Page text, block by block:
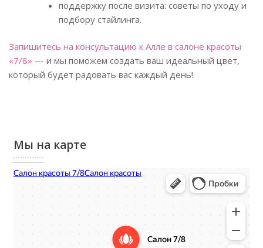
поддержку после визита: советы по уходу и
подбору стайлинга.
Запишитесь на консультацию к Алле в салоне красоты
«7/8» — и мы поможем создать ваш идеальный цвет,
который будет радовать вас каждый день!
Мы на карте